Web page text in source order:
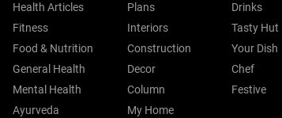
Health Articles
Fitness
Food & Nutrition
General Health
Mental Health
Ayurveda
Plans
Interiors
Construction
Decor
Column
My Home
Drinks
Tasty Hut
Your Dish
Chef
Festive